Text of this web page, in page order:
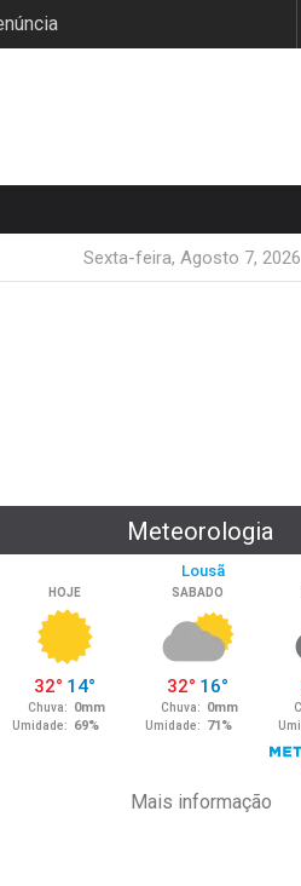
Sexta-feira, Agosto 7, 2026
Meteorologia
Mais informação